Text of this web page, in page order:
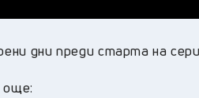
дни преди старта на
още: